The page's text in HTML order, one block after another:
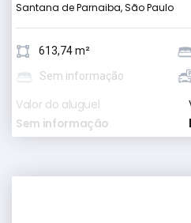
Santana de Parnaiba, São Paulo
613,74 m²
Sem informação
Valor do aluguel
Sem informação